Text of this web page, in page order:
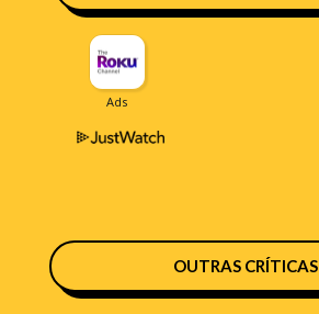
OUTRAS CRÍTICAS